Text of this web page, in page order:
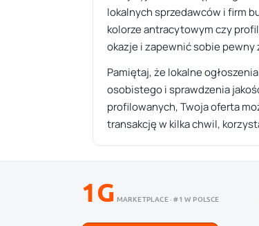
lokalnych sprzedawców i firm
kolorze antracytowym czy
okazje i zapewnić sobie
Pamiętaj, że lokalne
osobistego i sprawdzenia
profilowanych, Twoja oferta
transakcję w kilka chwil,
1G MARKETPLACE · #1 W POLSCE